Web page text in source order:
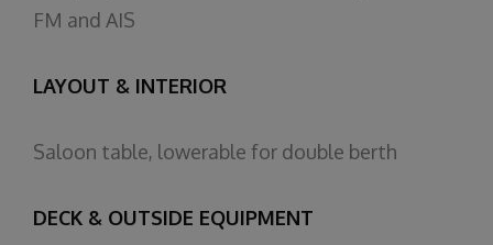
FM and AIS
LAYOUT & INTERIOR
Saloon table, lowerable for double berth
DECK & OUTSIDE EQUIPMENT